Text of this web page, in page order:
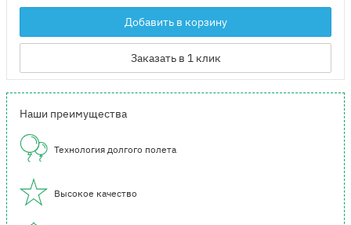
Добавить в корзину
Заказать в 1 клик
Наши преимущества
Технология долгого полета
Высокое качество